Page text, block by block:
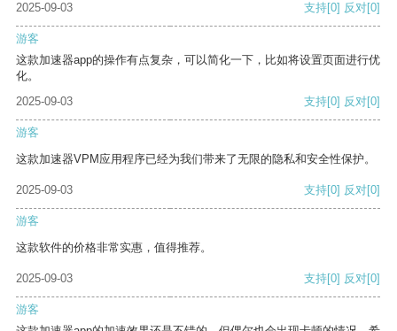
2025-09-03
支持[0] 反对[0]
游客
这款加速器app的操作有点复杂，可以简化一下，比如将设置页面进行优
化。
2025-09-03
支持[0] 反对[0]
游客
这款加速器VPM应用程序已经为我们带来了无限的隐私和安全性保护。
2025-09-03 支持[0] 反对[0]
游客
这款软件的价格非常实惠，值得推荐。
2025-09-03 支持[0] 反对[0]
游客